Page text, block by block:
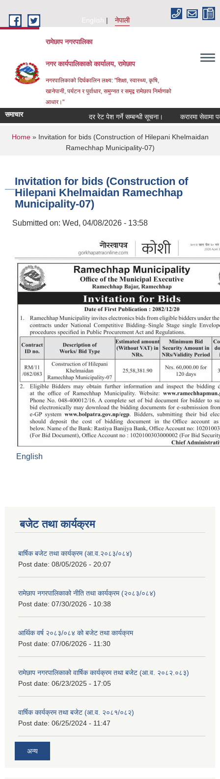
English
नेपाली
रामेछाप नगरपालिका
नगर कार्यपालिकाको कार्यालय, रामेछाप
नगरपालिकाको दिर्घकालिन लक्ष्य: "शिक्षा, स्वास्थ्य, कृषि,
खानेपानी, पर्यटन र पुर्वाधार, समुन्नत र समृद्व रामेछाप निर्माणको
आधार।"
समाचार दर रेट पेश गर्ने सम्बन्धी सूचना। करारमा सेवामा पदपूर्ति
You are here
Home» Invitation for bids (Construction of Hilepani Khelmaidan
Ramechhap Municipality-07)
Invitation for bids (Construction of
Hilepani Khelmaidan Ramechhap
Municipality-07)
Submitted on: Wed, 04/08/2026 - 13:58
English
बजेट तथा कार्यक्रम
बार्षिक बजेट तथा कार्यक्रम (आ.व.२०८३/०८४)
Post date: 08/05/2026 - 20:07
रामेछाप नगरपालिकाको नीति तथा कार्यक्रम (२०८३/०८४)
Post date: 07/30/2026 - 10:38
आर्थिक वर्ष २०८३/०८४ को बजेट तथा कार्यक्रम
Post date: 07/06/2026 - 11:30
रामेछाप नगरपालिकाको वार्षिक कार्यक्रम तथा बजेट (आ.व. २०८२.०८३)
Post date: 06/23/2025 - 17:05
वार्षिक कार्यक्रम तथा बजेट (आ.व. २०८१/०८२)
Post date: 06/25/2024 - 11:47
अन्य